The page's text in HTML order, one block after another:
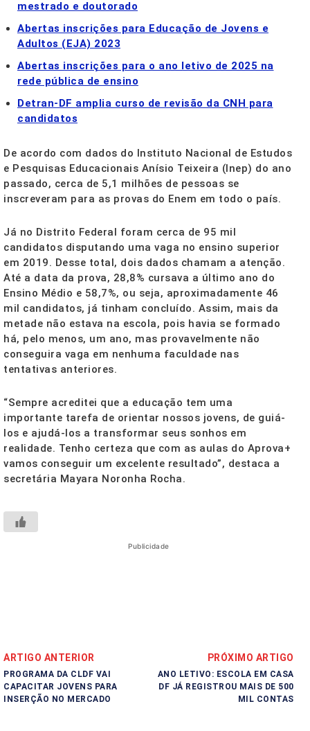
mestrado e doutorado
Abertas inscrições para Educação de Jovens e
Adultos (EJA) 2023
Abertas inscrições para o ano letivo de 2025 na
rede pública de ensino
Detran-DF amplia curso de revisão da CNH para
candidatos
De acordo com dados do Instituto Nacional de Estudos
e Pesquisas Educacionais Anísio Teixeira (Inep) do ano
passado, cerca de 5,1 milhões de pessoas se
inscreveram para as provas do Enem em todo o país.
Já no Distrito Federal foram cerca de 95 mil
candidatos disputando uma vaga no ensino superior
em 2019. Desse total, dois dados chamam a atenção.
Até a data da prova, 28,8% cursava a último ano do
Ensino Médio e 58,7%, ou seja, aproximadamente 46
mil candidatos, já tinham concluído. Assim, mais da
metade não estava na escola, pois havia se formado
há, pelo menos, um ano, mas provavelmente não
conseguira vaga em nenhuma faculdade nas
tentativas anteriores.
“Sempre acreditei que a educação tem uma
importante tarefa de orientar nossos jovens, de guiá-
los e ajudá-los a transformar seus sonhos em
realidade. Tenho certeza que com as aulas do Aprova+
vamos conseguir um excelente resultado”, destaca a
secretária Mayara Noronha Rocha.
Publicidade
ARTIGO ANTERIOR
PROGRAMA DA CLDF VAI
CAPACITAR JOVENS PARA
INSERÇÃO NO MERCADO
PRÓXIMO ARTIGO
ANO LETIVO: ESCOLA EM CASA
DF JÁ REGISTROU MAIS DE 500
MIL CONTAS